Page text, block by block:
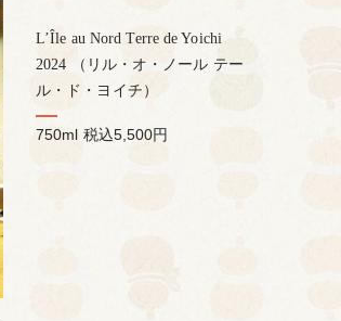
L’Île au Nord Terre de Yoichi
2024 （リル・オ・ノール テー
ル・ド・ヨイチ）
750ml 税込5,500円